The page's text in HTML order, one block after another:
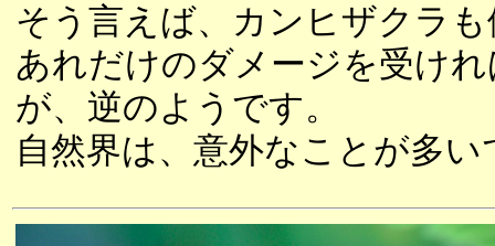
そう言えば、カンヒザクラ
あれだけのダメージを受け
が、逆のようです。
自然界は、意外なことが多い